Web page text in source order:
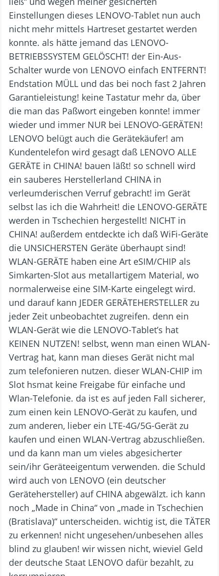
Einstellungen dieses LENOVO-Tablet nun auch
nicht mehr mittels Hartreset gestartet werden
konnte. als hätte jemand das LENOVO-
BETRIEBSSYSTEM GELÖSCHT! der Ein-Aus-
Schalter wurde von LENOVO einfach ENTFERNT!
Endstation MÜLL und das bei noch fast 2 Jahren
Garantieleistung! keine Tastatur mehr da, über
die man das Paßwort eingeben konnte! immer
wieder und immer NUR bei LENOVO-GERÄTEN!
LENOVO belügt auch die Gerätekäufer! am
Kundentelefon wird gesagt daß LENOVO ALLE
GERÄTE in CHINA! bauen läßt! so schnell wird
ein sauberes Herstellerland CHINA in
verleumderischen Verruf gebracht! im Gerät
selbst las ich die Wahrheit! die LENOVO-GERÄTE
werden in Tschechien hergestellt! NICHT in
CHINA! außerdem entdeckte ich daß WiFi-Geräte
die UNSICHERSTEN Geräte überhaupt sind!
WLAN-GERÄTE haben eine Art eSIM/CHIP als
Simkarten-Slot aus metallartigem Material, wo
normalerweise eine SIM-Karte eingelegt wird.
und darauf kann JEDER GERÄTEHERSTELLER zu
jeder Zeit unbeobachtet zugreifen. denn ein
WLAN-Gerät wie die LENOVO-Tablet’s hat
KEINEN NUTZEN! selbst, wenn man einen WLAN-
Vertrag hat, kann man dieses Gerät nicht mal
zum telefonieren nutzen. dieser WLAN-CHIP im
Slot hsmat keine Freigabe für einfache und
Wlan-Telefonie. da ist es auf jeden Fall sicherer,
zum einen kein LENOVO-Gerät zu kaufen, und
zum anderen, lieber ein LTE-4G/5G-Gerät zu
kaufen und einen WLAN-Vertrag abzuschließen.
und da kann man um vieles abgesicherter
sein/ihr Geräteeigentum verwenden. die Schuld
wird auch von LENOVO (ein deutscher
Gerätehersteller) auf CHINA abgewälzt. ich kann
noch „Made in China“ von „made in Tschechien
(Bratislava)“ unterscheiden. wichtig ist, die TÄTER
zu erkennen! nicht ungesehen/unbesehen alles
blind zu glauben! wir wissen nicht, wieviel Geld
der deutsche Staat LENOVO dafür bezahlt, zu